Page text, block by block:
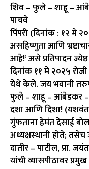
शिव – फुले – शाहू –
पाचवे
पिंपरी (दिनांक : १२ मे
असहिष्णुता आणि
आहे!’ असे प्रतिपादन
दिनांक ११ मे २०२५
येथे केले. जय भवानी
फुले – शाहू – आंबेडकर –
दशा आणि दिशा!
गुंफताना हेमंत देसाई
अध्यक्षस्थानी होते;
दातीर – पाटील, प्रा.
यांची व्यासपीठावर